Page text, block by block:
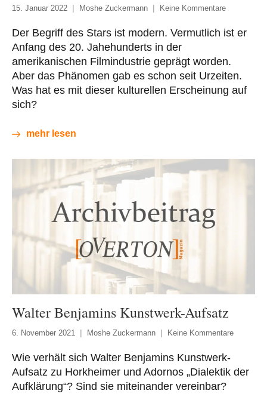
15. Januar 2022 Moshe Zuckermann Keine Kommentare
Der Begriff des Stars ist modern. Vermutlich ist er
Anfang des 20. Jahehunderts in der
amerikanischen Filmindustrie geprägt worden.
Aber das Phänomen gab es schon seit Urzeiten.
Was hat es mit dieser kulturellen Erscheinung auf
sich?
mehr lesen
Walter Benjamins Kunstwerk-Aufsatz
6. November 2021 Moshe Zuckermann Keine Kommentare
Wie verhält sich Walter Benjamins Kunstwerk-
Aufsatz zu Horkheimer und Adornos „Dialektik der
Aufklärung“? Sind sie miteinander vereinbar?